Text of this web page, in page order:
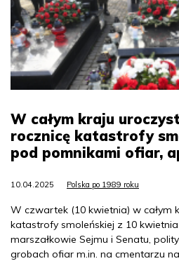
W całym kraju
rocznicę katastrofy
pod pomnikami ofiar,
10.04.2025 Polska po 1989 roku
W czwartek (10 kwietnia) w całym
katastrofy smoleńskiej z 10
marszałkowie Sejmu i Senatu,
grobach ofiar m.in. na cmentarzu